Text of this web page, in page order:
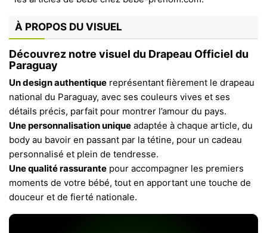
À PROPOS DU VISUEL
Découvrez notre visuel du Drapeau Officiel du
Paraguay
Un design authentique représentant fièrement le drapeau
national du Paraguay, avec ses couleurs vives et ses
détails précis, parfait pour montrer l’amour du pays.
Une personnalisation unique adaptée à chaque article, du
body au bavoir en passant par la tétine, pour un cadeau
personnalisé et plein de tendresse.
Une qualité rassurante pour accompagner les premiers
moments de votre bébé, tout en apportant une touche de
douceur et de fierté nationale.